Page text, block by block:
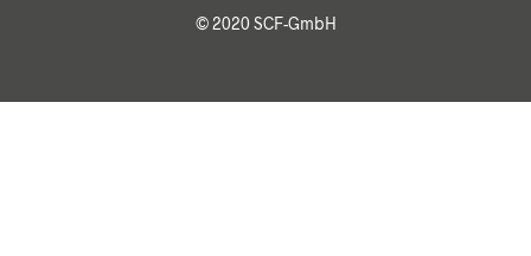
© 2020 SCF-GmbH